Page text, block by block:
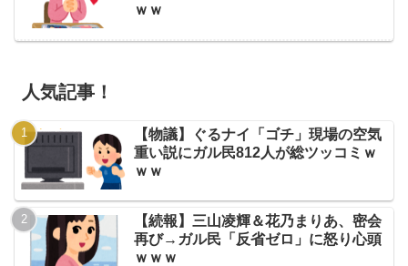
ｗｗ
人気記事！
【物議】ぐるナイ「ゴチ」現場の空気
重い説にガル民812人が総ツッコミｗ
ｗｗ
【続報】三山凌輝＆花乃まりあ、密会
再び→ガル民「反省ゼロ」に怒り心頭
ｗｗｗ